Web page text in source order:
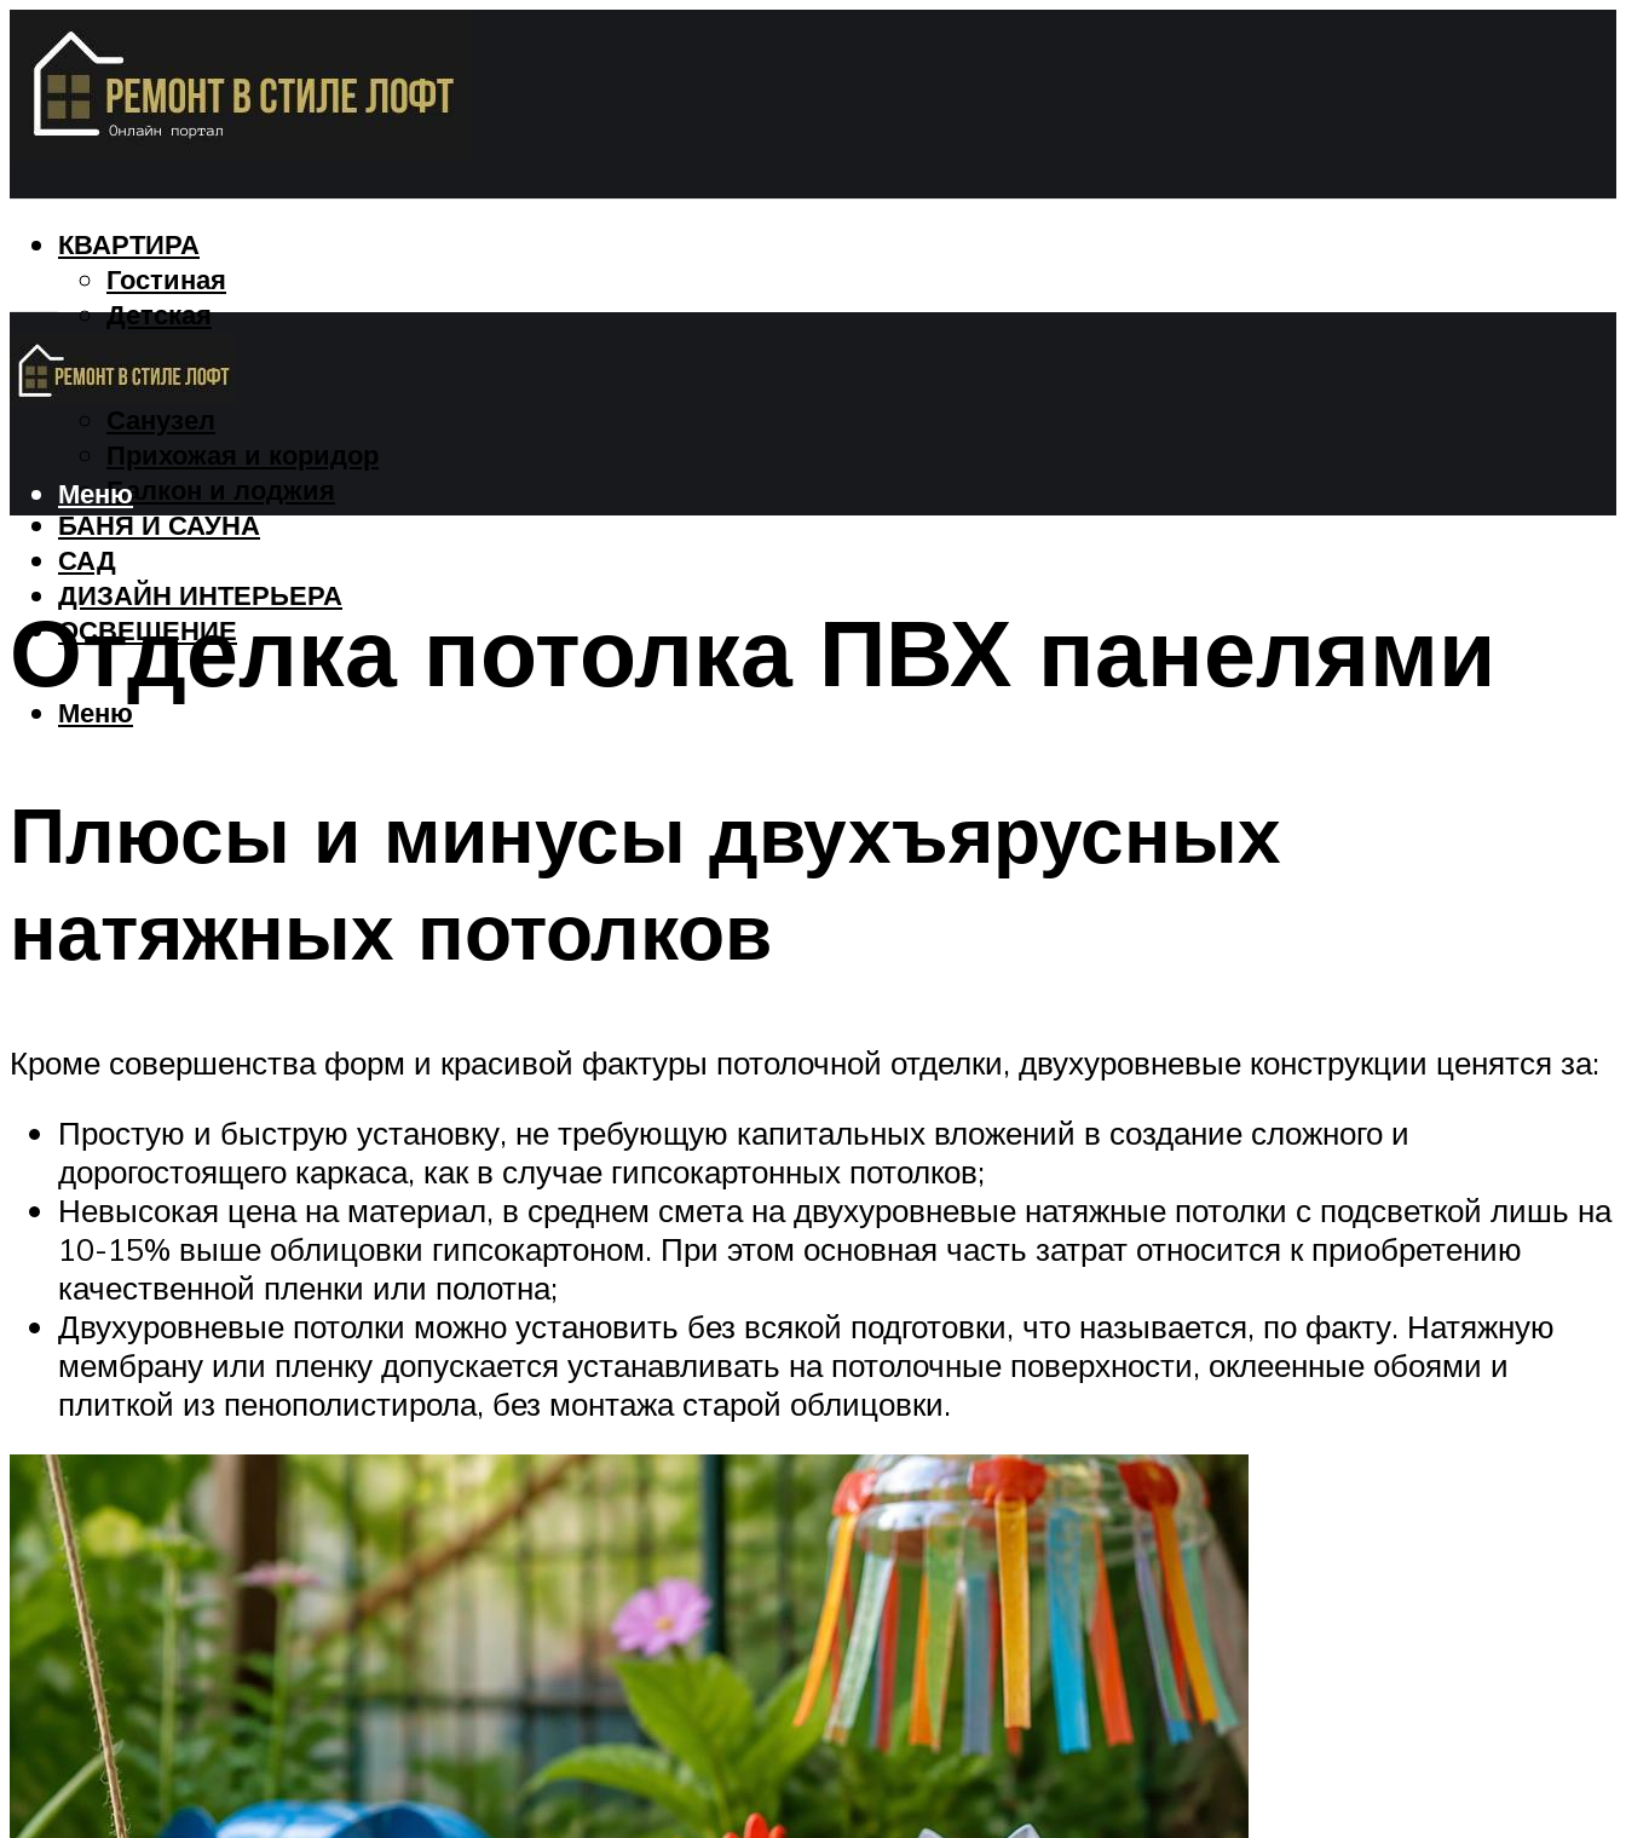
КВАРТИРА
Гостиная
Детская
Спальня
Санузел
Прихожая и коридор
Балкон и лоджия
БАНЯ И САУНА
САД
ДИЗАЙН ИНТЕРЬЕРА
ОСВЕЩЕНИЕ
Меню
Меню
Отделка потолка ПВХ панелями
Плюсы и минусы двухъярусных
натяжных потолков
Кроме совершенства форм и красивой фактуры потолочной отделки, двухуровневые конструкции ценятся за:
Простую и быструю установку, не требующую капитальных вложений в создание сложного и
дорогостоящего каркаса, как в случае гипсокартонных потолков;
Невысокая цена на материал, в среднем смета на двухуровневые натяжные потолки с подсветкой лишь на
10-15% выше облицовки гипсокартоном. При этом основная часть затрат относится к приобретению
качественной пленки или полотна;
Двухуровневые потолки можно установить без всякой подготовки, что называется, по факту. Натяжную
мембрану или пленку допускается устанавливать на потолочные поверхности, оклеенные обоями и
плиткой из пенополистирола, без монтажа старой облицовки.